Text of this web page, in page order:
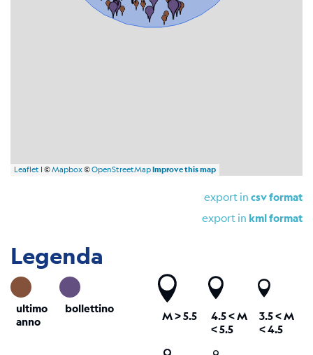
Leaflet | ©Mapbox©OpenStreetMapImprove this map
export in csv format
export in kml format
Legenda
ultimo
anno
bollettino
M> 5.5 4.5 <M
< 5.5
3.5 <M
< 4.5